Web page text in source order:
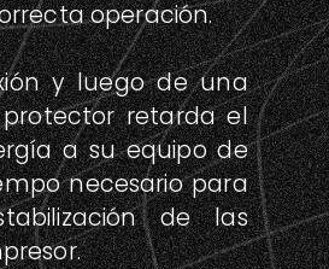
operación.
y luego de una
retarda el
a su equipo de
necesario para
de las
Si posee
No posee
DE HASTA 24000